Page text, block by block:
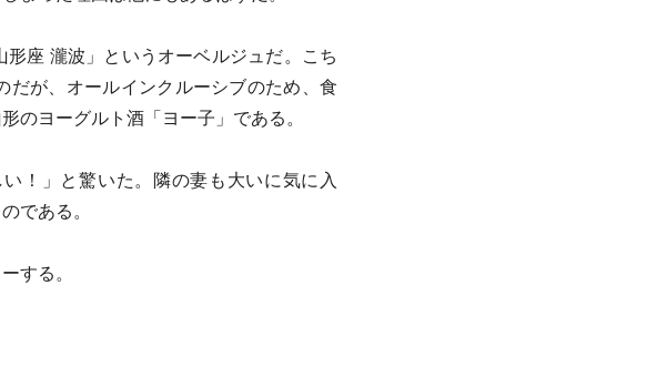
座 瀧波」というオーベルジュだ。こち
だが、オールインクルーシブのため、食
のヨーグルト酒「ヨー子」である。
！」と驚いた。隣の妻も大いに気に入
である。
する。